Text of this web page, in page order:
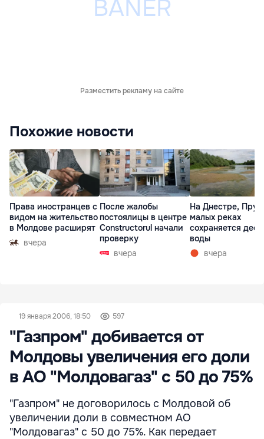
Разместить рекламу на сайте
Похожие новости
Права иностранцев с
видом на жительство
в Молдове расширят
вчера
После жалобы
постоялицы в центре
Constructorul начали
проверку
вчера
На Днестре,
малых реках
сохраняется
воды
вчера
19 января 2006, 18:50 597
"Газпром" добивается от
Молдовы увеличения его доли
в АО "Молдовагаз" с 50 до 75%
"Газпром" не договорилось с Молдовой об
увеличении доли в совместном АО
"Молдовагаз" с 50 до 75%. Как передает